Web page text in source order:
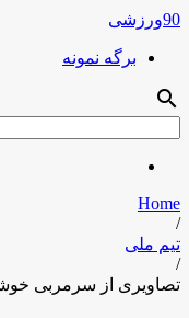
90ورزشی
برگه نمونه
search
Home
/
تیم ملی
/
تصاویری از سرمربی